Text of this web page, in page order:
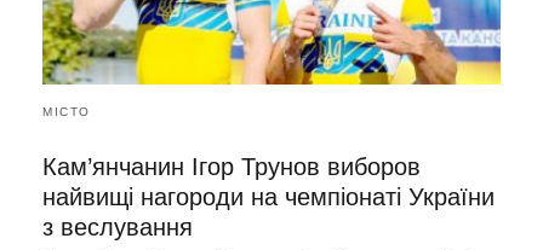
МІСТО
Кам’янчанин Ігор Трунов виборов
найвищі нагороди на чемпіонаті України
з веслування